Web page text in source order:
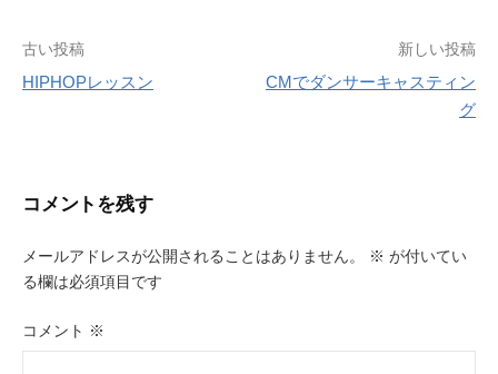
投
稿
ゲ
ー
シ
ョ
古い投稿
HIPHOPレッスン
新しい投稿
CMでダンサーキャスティン
グ
コメントを残す
メールアドレスが公開されることはありません。 ※ が付いてい
る欄は必須項目です
コメント ※